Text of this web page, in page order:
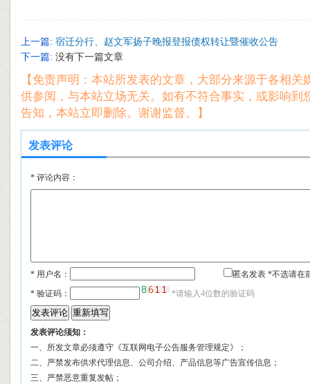
上一篇: 宿迁分行、赵文军扬子晚报登报债权转让暨催收公告
下一篇: 没有下一篇文章
【免责声明：本站所发表的文章，大部分来源于各相关
供参阅，与本站立场无关。如有不符合事实，或影响到
告知，本站立即删除。谢谢监督。】
发表评论
* 评论内容：
* 用户名：
匿名发表 *不选请在
* 验证码： *请输入4位数的验证码
发表评论须知：
一、所发文章必须遵守《互联网电子公告服务管理规定》；
二、严禁发布供求代理信息、公司介绍、产品信息等广告宣传信息；
三、严禁恶意重复发帖；